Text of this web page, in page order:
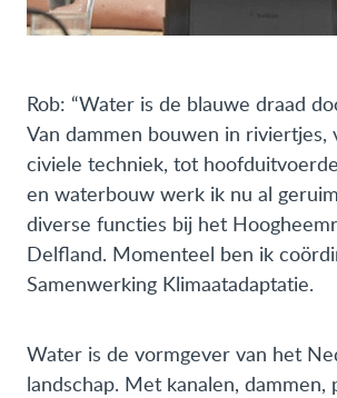
Rob: “Water is de blauwe draad
Van dammen bouwen in riviertjes,
civiele techniek, tot
en waterbouw werk ik nu al
diverse functies bij het
Delfland. Momenteel ben ik
Samenwerking Klimaatadaptatie.
Water is de vormgever van het
landschap. Met kanalen, dammen,